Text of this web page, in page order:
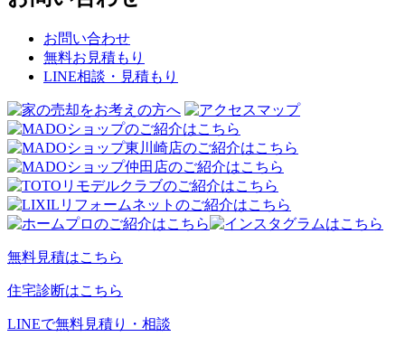
お問い合わせ
無料お見積もり
LINE相談・見積もり
無料見積はこちら
住宅診断はこちら
LINEで無料見積り・相談